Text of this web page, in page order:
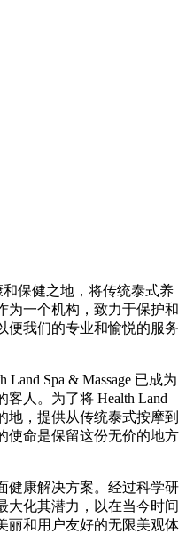
和保健之地，将传统泰式养
为一个机构，致力于保护和
便我们的专业和愉悦的服务
Spa & Massage 已成为
人。为了将 Health Land
地，提供从传统泰式按摩到
使命是保留这份无价的地方
健康解决方案。经过科学研
大化其潜力，以在当今时间
丽和用户友好的无限美观体